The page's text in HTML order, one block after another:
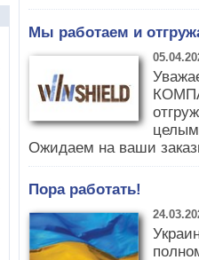
Мы работаем и
Ожидаем на ваши
Пора работать!